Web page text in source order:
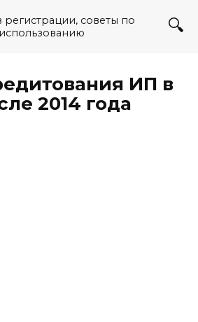
советы по
использованию
ИП в
2014 года